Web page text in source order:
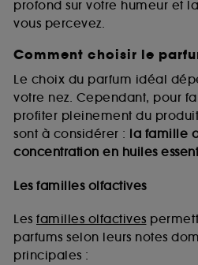
profond sur votre humeur et
vous percevez.
Comment choisir le
Le choix du parfum idéal
votre nez. Cependant, pour
profiter pleinement du
sont à considérer : la famille
concentration en huiles
Les familles olfactives
Les familles olfactives
parfums selon leurs notes
principales :
passe.
A l'exception des cookies
lecture de ces traceurs
pouvez personnaliser vos
de ces cookies grâce au
choix" ci-dessous ou décider
Sephora pourra associer les
navigation collectées par ces
collectées ou générées lors
sur "continuer sans accepter".
moment choisir de retirer votrte
souhaitez obtenir plus
utilisés, cliquez